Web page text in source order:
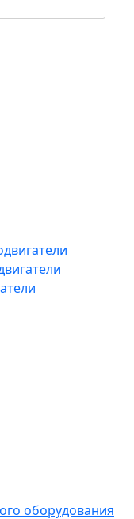
оборудования